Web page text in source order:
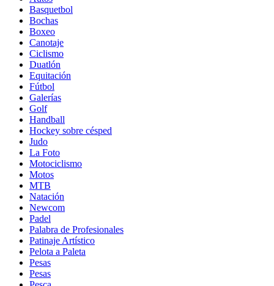
Basquetbol
Bochas
Boxeo
Canotaje
Ciclismo
Duatlón
Equitación
Fútbol
Galerías
Golf
Handball
Hockey sobre césped
Judo
La Foto
Motociclismo
Motos
MTB
Natación
Newcom
Padel
Palabra de Profesionales
Patinaje Artístico
Pelota a Paleta
Pesas
Pesas